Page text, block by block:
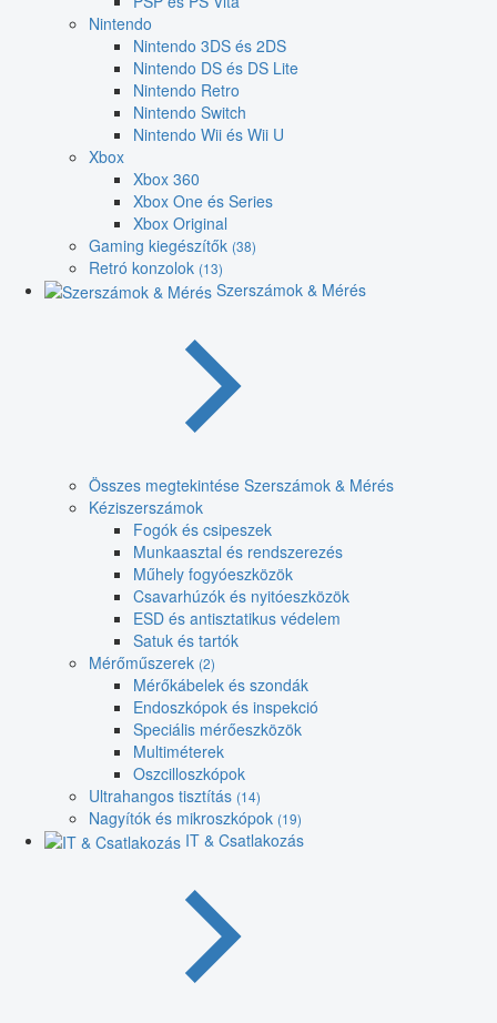
Nintendo
Nintendo 3DS és 2DS
Nintendo DS és DS Lite
Nintendo Retro
Nintendo Switch
Nintendo Wii és Wii U
Xbox
Xbox 360
Xbox One és Series
Xbox Original
Gaming kiegészítők (38)
Retró konzolok (13)
Szerszámok & Mérés
Összes megtekintése Szerszámok & Mérés
Kéziszerszámok
Fogók és csipeszek
Munkaasztal és rendszerezés
Műhely fogyóeszközök
Csavarhúzók és nyitóeszközök
ESD és antisztatikus védelem
Satuk és tartók
Mérőműszerek (2)
Mérőkábelek és szondák
Endoszkópok és inspekció
Speciális mérőeszközök
Multiméterek
Oszcilloszkópok
Ultrahangos tisztítás (14)
Nagyítók és mikroszkópok (19)
IT & Csatlakozás